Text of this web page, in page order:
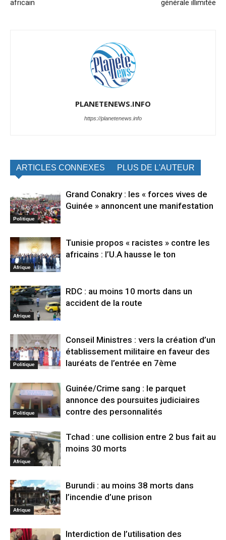
africain générale illimitée
PLANETENEWS.INFO
https://planetenews.info
ARTICLES CONNEXES PLUS DE L'AUTEUR
Politique
Grand Conakry : les « forces vives de
Guinée » annoncent une manifestation
Afrique
Tunisie propos « racistes » contre les
africains : l’U.A hausse le ton
Afrique
RDC : au moins 10 morts dans un
accident de la route
Politique
Conseil Ministres : vers la création d’un
établissement militaire en faveur des
lauréats de l’entrée en 7ème
Politique
Guinée/Crime sang : le parquet
annonce des poursuites judiciaires
contre des personnalités
Afrique
Tchad : une collision entre 2 bus fait au
moins 30 morts
Afrique
Burundi : au moins 38 morts dans
l’incendie d’une prison
Interdiction de l’utilisation des